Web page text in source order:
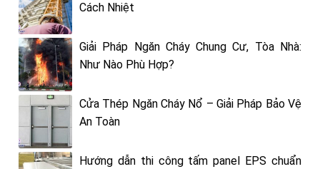
Cách Nhiệt
Giải Pháp Ngăn Cháy Chung Cư, Tòa Nhà:
Như Nào Phù Hợp?
Cửa Thép Ngăn Cháy Nổ – Giải Pháp Bảo Vệ
An Toàn
Hướng dẫn thi công tấm panel EPS chuẩn